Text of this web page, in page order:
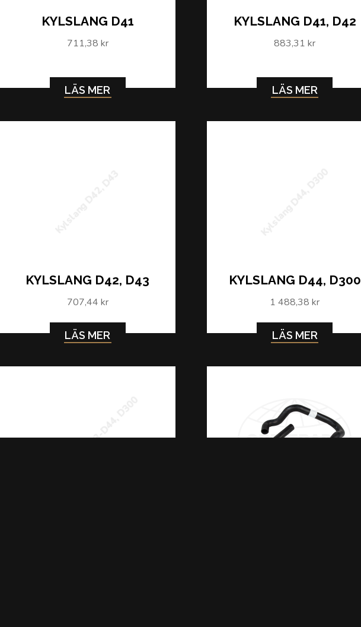
KYLSLANG D41
711,38 kr
LÄS MER
KYLSLANG D41, D42
883,31 kr
LÄS MER
KYLSLANG D42, D43
707,44 kr
LÄS MER
KYLSLANG D44, D300
1 488,38 kr
LÄS MER
Kylslangssats D43-D44, D300